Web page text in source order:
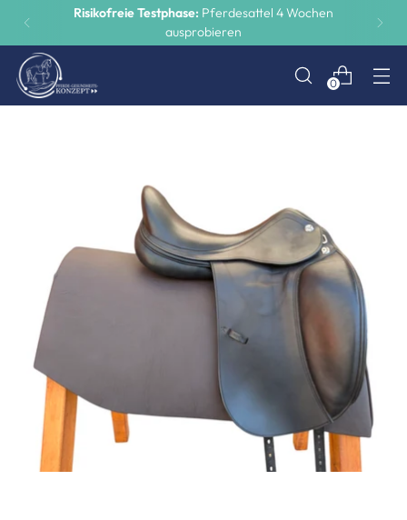
Risikofreie Testphase: Pferdesattel 4 Wochen
ausprobieren
0